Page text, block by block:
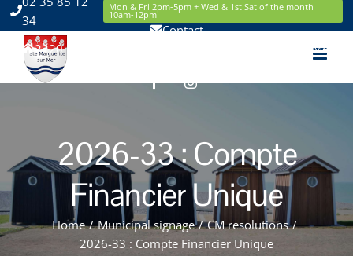
Skip
to
content
34
Mon & Fri 2pm-5pm + Wed & 1st Sat of the month
10am-12pm
Contact
2220 Route de la Mer 76119 Sainte Marguerite sur Mer
FacebookInstagram
2026-33 : Compte
Financier Unique
Home / Municipal signage / CM resolutions /
2026-33 : Compte Financier Unique